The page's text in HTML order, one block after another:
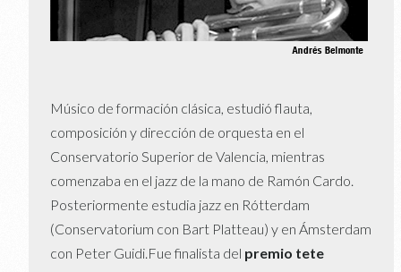
Músico de formación clásica, estudió flauta,
composición y dirección de orquesta en el
Conservatorio Superior de Valencia, mientras
comenzaba en el jazz de la mano de Ramón Cardo.
Posteriormente estudia jazz en Rótterdam
(Conservatorium con Bart Platteau) y en Ámsterdam
con Peter Guidi.Fue finalista del premio tete